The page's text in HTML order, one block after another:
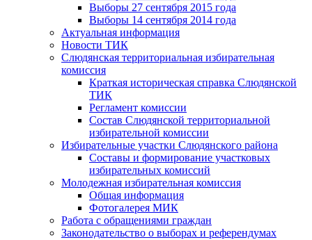
Выборы 27 сентября 2015 года
Выборы 14 сентября 2014 года
Актуальная информация
Новости ТИК
Слюдянская территориальная избирательная
комиссия
Краткая историческая справка Слюдянской
ТИК
Регламент комиссии
Состав Слюдянской территориальной
избирательной комиссии
Избирательные участки Слюдянского района
Составы и формирование участковых
избирательных комиссий
Молодежная избирательная комиссия
Общая информация
Фотогалерея МИК
Работа с обращениями граждан
Законодательство о выборах и референдумах